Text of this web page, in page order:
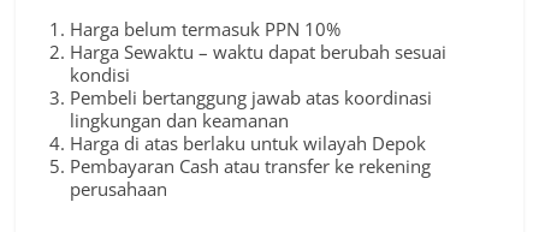
Harga belum termasuk PPN 10%
Harga Sewaktu – waktu dapat berubah sesuai
kondisi
Pembeli bertanggung jawab atas koordinasi
lingkungan dan keamanan
Harga di atas berlaku untuk wilayah Depok
Pembayaran Cash atau transfer ke rekening
perusahaan